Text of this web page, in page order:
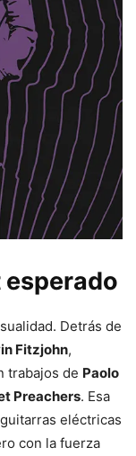
esperado
Detrás de
Fitzjohn,
trabajos de Paolo
Preachers. Esa
eléctricas
con la fuerza